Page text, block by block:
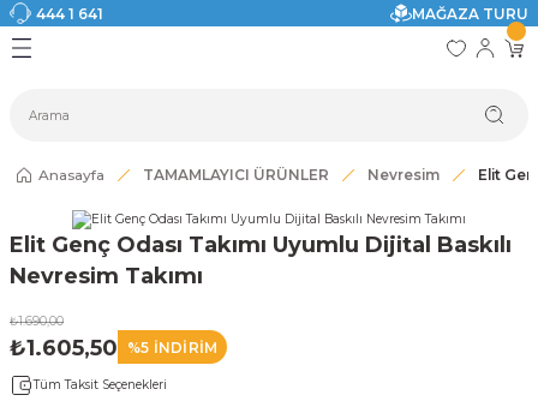
444 1 641
MAĞAZA TURU
Geri Dön
Geri Dön
Geri Dön
Geri Dön
Geri Dön
Geri Dön
Anasayfa TAMAMLAYICI ÜRÜNLER Nevresim Elit
Elit Genç Odası Takımı Uyumlu Dijital Baskılı
Nevresim Takımı
₺1.690,00
₺1.605,50 %5 İNDİRİM
Tüm Taksit Seçenekleri